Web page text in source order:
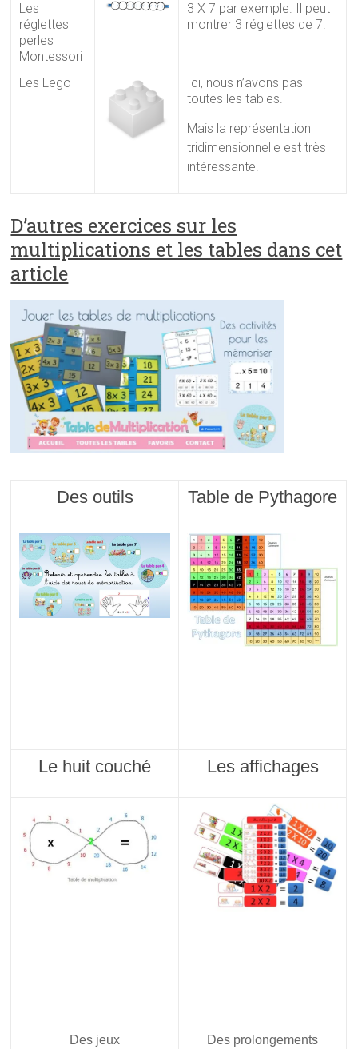
Les
réglettes
perles
Montessori
3 X 7 par exemple. Il peut
montrer 3 réglettes de 7.
Les Lego
Ici, nous n’avons pas
toutes les tables.
Mais la représentation
tridimensionnelle est très
intéressante.
D’autres exercices sur les
multiplications et les tables dans cet
article
Des outils Table de Pythagore
Le huit couché Les affichages
Des jeux
Des prolongements